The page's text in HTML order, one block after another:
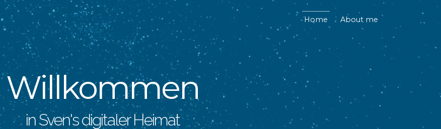
Home About me
Willkommen
in Sven's digitaler Heimat